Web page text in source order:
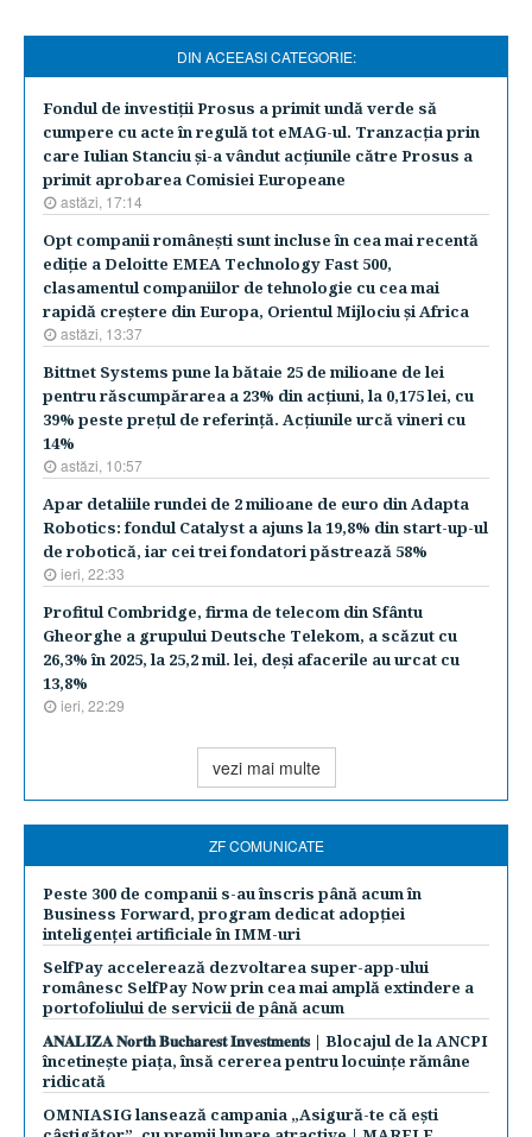
DIN ACEEASI CATEGORIE:
Fondul de investiţii Prosus a primit undă verde să
cumpere cu acte în regulă tot eMAG-ul. Tranzacţia prin
care Iulian Stanciu şi-a vândut acţiunile către Prosus a
primit aprobarea Comisiei Europeane
astăzi, 17:14
Opt companii româneşti sunt incluse în cea mai recentă
ediţie a Deloitte EMEA Technology Fast 500,
clasamentul companiilor de tehnologie cu cea mai
rapidă creştere din Europa, Orientul Mijlociu şi Africa
astăzi, 13:37
Bittnet Systems pune la bătaie 25 de milioane de lei
pentru răscumpărarea a 23% din acţiuni, la 0,175 lei, cu
39% peste preţul de referinţă. Acţiunile urcă vineri cu
14%
astăzi, 10:57
Apar detaliile rundei de 2 milioane de euro din Adapta
Robotics: fondul Catalyst a ajuns la 19,8% din start-up-ul
de robotică, iar cei trei fondatori păstrează 58%
ieri, 22:33
Profitul Combridge, firma de telecom din Sfântu
Gheorghe a grupului Deutsche Telekom, a scăzut cu
26,3% în 2025, la 25,2 mil. lei, deşi afacerile au urcat cu
13,8%
ieri, 22:29
vezi mai multe
ZF COMUNICATE
Peste 300 de companii s-au înscris până acum în
Business Forward, program dedicat adopției
inteligenței artificiale în IMM-uri
SelfPay accelerează dezvoltarea super-app-ului
românesc SelfPay Now prin cea mai amplă extindere a
portofoliului de servicii de până acum
𝐀𝐍𝐀𝐋𝐈𝐙𝐀 𝐍𝐨𝐫𝐭𝐡 𝐁𝐮𝐜𝐡𝐚𝐫𝐞𝐬𝐭 𝐈𝐧𝐯𝐞𝐬𝐭𝐦𝐞𝐧𝐭𝐬 | Blocajul de la ANCPI
încetinește piața, însă cererea pentru locuințe rămâne
ridicată
OMNIASIG lansează campania „Asigură-te că ești